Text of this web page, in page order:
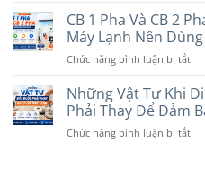
Với
Nhu
Cầu
Tốt
So
Chi
Khi
Loại
CB 1 Pha Và CB 2
Máy Lạnh Nên
Chức năng bình luận bị tắtở
1
Và
CB
Những Vật Tư Khi
Phải Thay Để Đảm
Chức năng bình luận bị tắtở